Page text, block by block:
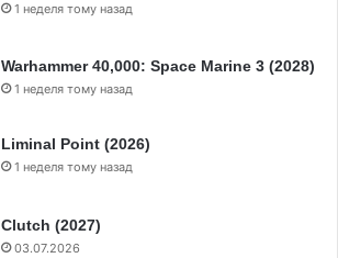
1 неделя тому назад
Warhammer 40,000: Space Marine 3 (2028)
1 неделя тому назад
Liminal Point (2026)
1 неделя тому назад
Clutch (2027)
03.07.2026